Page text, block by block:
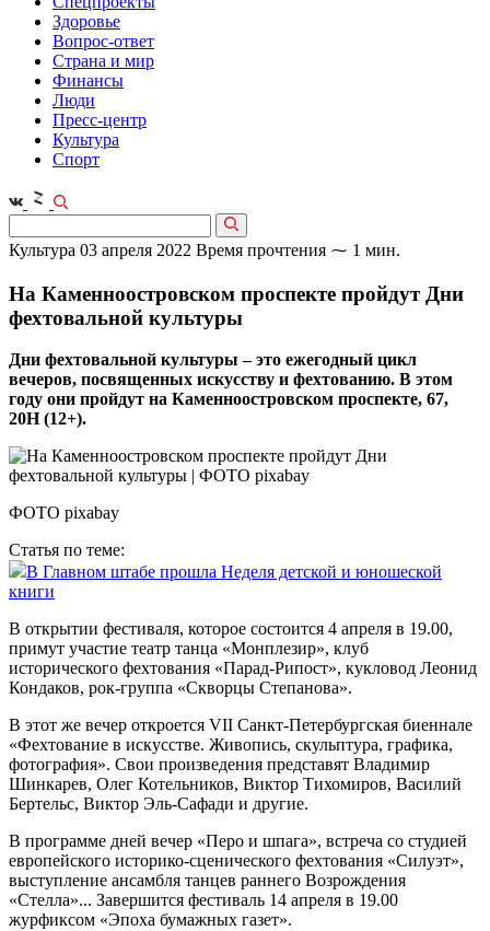
Здоровье
Вопрос-ответ
Страна и мир
Финансы
Люди
Пресс-центр
Культура
Спорт
Культура 03 апреля 2022 Время прочтения ⁓ 1 мин.
На Каменноостровском проспекте пройдут Дни
фехтовальной культуры
Дни фехтовальной культуры – это ежегодный цикл
вечеров, посвященных искусству и фехтованию. В этом
году они пройдут на Каменноостровском проспекте, 67,
20H (12+).
ФОТО pixabay
Статья по теме:
В Главном штабе прошла Неделя детской и юношеской
книги
В открытии фестиваля, которое состоится 4 апреля в 19.00,
примут участие театр танца «Монплезир», клуб
исторического фехтования «Парад-Рипост», кукловод Леонид
Кондаков, рок-группа «Скворцы Степанова».
В этот же вечер откроется VII Санкт-Петербургская биеннале
«Фехтование в искусстве. Живопись, скульптура, графика,
фотография». Свои произведения представят Владимир
Шинкарев, Олег Котельников, Виктор Тихомиров, Василий
Бертельс, Виктор Эль-Сафади и другие.
В программе дней вечер «Перо и шпага», встреча со студией
европейского историко-сценического фехтования «Силуэт»,
выступление ансамбля танцев раннего Возрождения
«Стелла»... Завершится фестиваль 14 апреля в 19.00
журфиксом «Эпоха бумажных газет».